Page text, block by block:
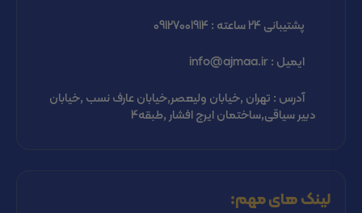
پشتیبانی 24 ساعته : 09127001914
ایمیل : info@ajmaa.ir
آدرس : تهران ,خیابان ولیعصر,خیابان عارف نسب ,خیابان
دبیر سیاقی,ساختمان ایرج افشار ,طبقه4
لینک های مهم: